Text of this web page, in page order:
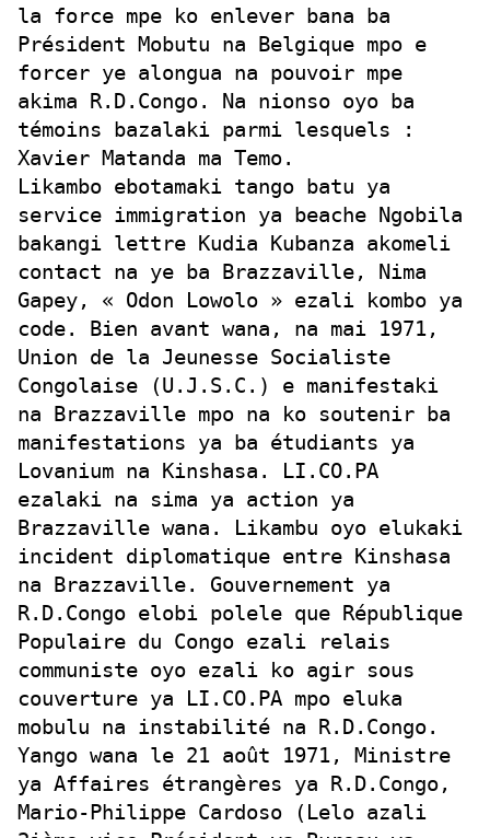
la force mpe ko enlever bana ba
Président Mobutu na Belgique mpo e
forcer ye alongua na pouvoir mpe
akima R.D.Congo. Na nionso oyo ba
témoins bazalaki parmi lesquels :
Xavier Matanda ma Temo.
Likambo ebotamaki tango batu ya
service immigration ya beache Ngobila
bakangi lettre Kudia Kubanza akomeli
contact na ye ba Brazzaville, Nima
Gapey, « Odon Lowolo » ezali kombo ya
code. Bien avant wana, na mai 1971,
Union de la Jeunesse Socialiste
Congolaise (U.J.S.C.) e manifestaki
na Brazzaville mpo na ko soutenir ba
manifestations ya ba étudiants ya
Lovanium na Kinshasa. LI.CO.PA
ezalaki na sima ya action ya
Brazzaville wana. Likambu oyo elukaki
incident diplomatique entre Kinshasa
na Brazzaville. Gouvernement ya
R.D.Congo elobi polele que République
Populaire du Congo ezali relais
communiste oyo ezali ko agir sous
couverture ya LI.CO.PA mpo eluka
mobulu na instabilité na R.D.Congo.
Yango wana le 21 août 1971, Ministre
ya Affaires étrangères ya R.D.Congo,
Mario-Philippe Cardoso (Lelo azali